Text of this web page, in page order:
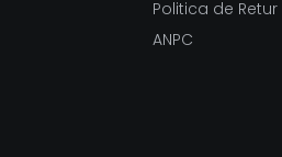
Politica de Retur
ANPC